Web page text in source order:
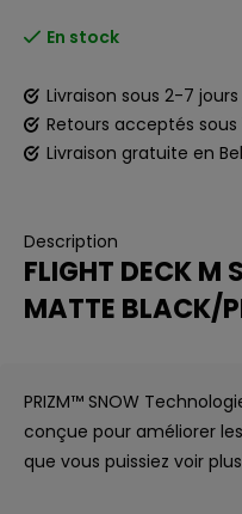
En stock
Livraison sous 2-7
Retours acceptés sous
Livraison gratuite en
Description
FLIGHT DECK M
MATTE BLACK/
PRIZM™ SNOW
conçue pour améliorer
que vous puissiez voir